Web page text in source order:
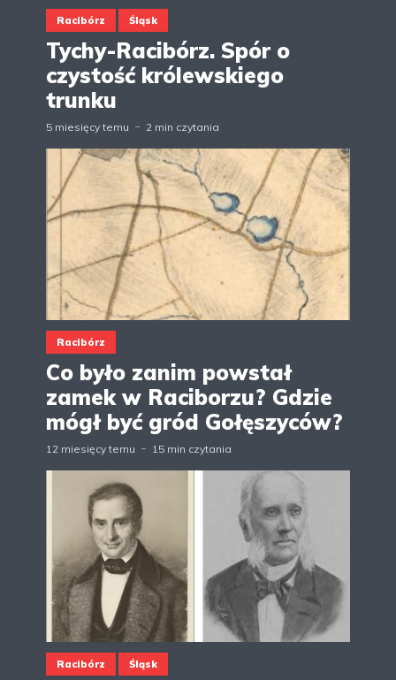
Racibórz Śląsk
Tychy-Racibórz. Spór o
czystość królewskiego
trunku
5 miesięcy temu 2 min czytania
Racibórz
Co było zanim powstał
zamek w Raciborzu? Gdzie
mógł być gród Gołęszyców?
12 miesięcy temu 15 min czytania
Racibórz Śląsk